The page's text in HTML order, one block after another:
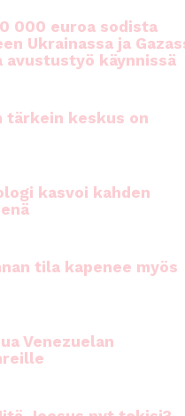
000 euroa sodista
Ukrainassa ja
avustustyö käynnissä
tärkein keskus on
kasvoi kahden
tila kapenee myös
Venezuelan